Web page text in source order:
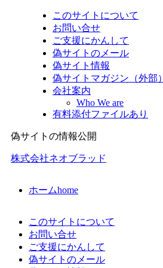
このサイトについて
お問い合せ
ご支援にかんして
偽サイトのメール
偽サイト情報
偽サイトマガジン（外部）
会社案内
Who We are
有料添付ファイルあり
偽サイトの情報公開
株式会社ネオブラッド
ホームhome
このサイトについて
お問い合せ
ご支援にかんして
偽サイトのメール